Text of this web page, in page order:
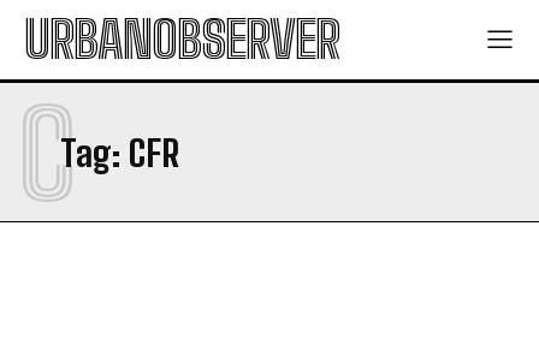
URBANOBSERVER
Tag: CFR
C